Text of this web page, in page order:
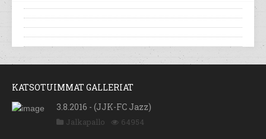
KATSOTUIMMAT GALLERIAT
3.8.2016 - (JJK-FC Jazz)
Jalkapallo 64954